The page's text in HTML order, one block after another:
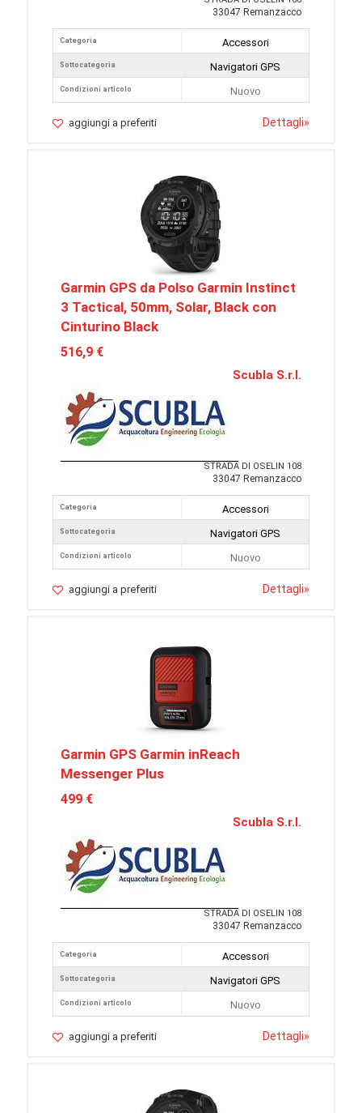
33047 Remanzacco
Categoria
Sottocategoria
Condizioni articolo
Accessori
Navigatori GPS
Nuovo
aggiungi a preferiti Dettagli»
Garmin GPS da Polso Garmin Instinct
3 Tactical, 50mm, Solar, Black con
Cinturino Black
516,9 €
Scubla S.r.l.
STRADA DI OSELIN 108
33047 Remanzacco
Categoria
Sottocategoria
Condizioni articolo
Accessori
Navigatori GPS
Nuovo
aggiungi a preferiti Dettagli»
Garmin GPS Garmin inReach
Messenger Plus
499 €
Scubla S.r.l.
STRADA DI OSELIN 108
33047 Remanzacco
Categoria
Sottocategoria
Condizioni articolo
Accessori
Navigatori GPS
Nuovo
aggiungi a preferiti Dettagli»